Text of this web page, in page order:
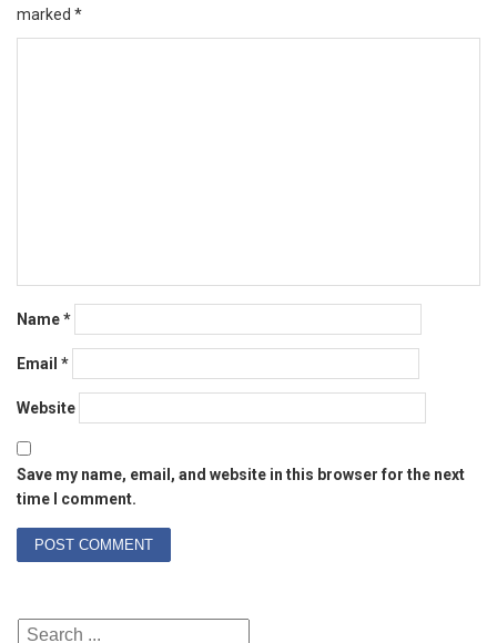
marked *
Name*
Email *
Website
Save my name, email, and website in this browser for the next
time I comment.